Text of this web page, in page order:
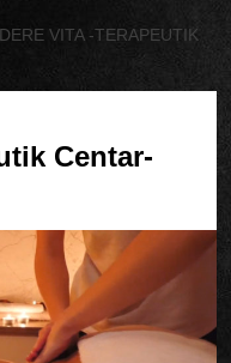
VITA -TERAPEUTIK
Centar-